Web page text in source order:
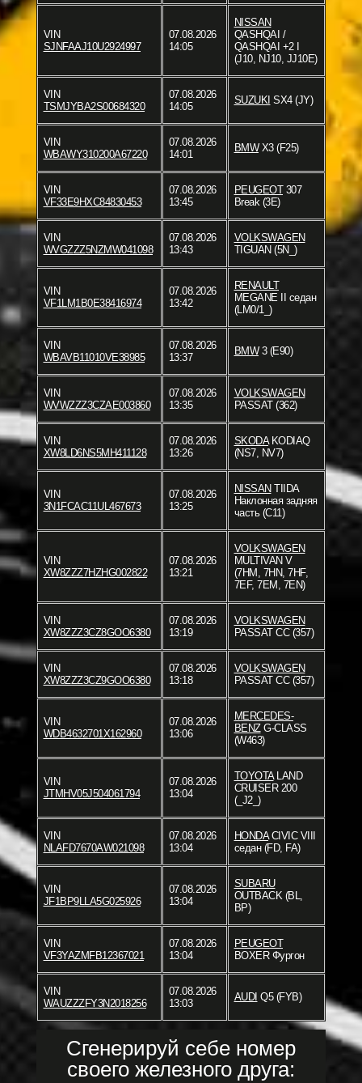
VIN
SJNFAAJ10U2924997
07.08.2026
14:05
NISSAN
QASHQAI /
QASHQAI +2 I
(J10, NJ10, JJ10E)
VIN
TSMJYBA2S00684320
07.08.2026
14:05
SUZUKI SX4 (JY)
VIN
WBAWY310200A67220
07.08.2026
14:01
BMWX3 (F25)
VIN
VF33E9HXC84830453
07.08.2026
13:45
PEUGEOT307
Break (3E)
VIN
WVGZZZ5NZMW041098
07.08.2026
13:43
VOLKSWAGEN
TIGUAN (5N_)
VIN
VF1LM1B0E38416974
07.08.2026
13:42
RENAULT
MEGANE II седан
(LM0/1_)
VIN
WBAVB11010VE38985
07.08.2026
13:37
BMW3 (E90)
VIN
WVWZZZ3CZAE003860
07.08.2026
13:35
VOLKSWAGEN
PASSAT (362)
VIN
XW8LD6NS5MH411128
07.08.2026
13:26
SKODAKODIAQ
(NS7, NV7)
VIN
3N1FCAC11UL467673
07.08.2026
13:25
NISSAN TIIDA
Наклонная задняя
часть (C11)
VIN
XW8ZZZ7HZHG002822
07.08.2026
13:21
VOLKSWAGEN
MULTIVAN V
(7HM, 7HN, 7HF,
7EF, 7EM, 7EN)
VIN
XW8ZZZ3CZ8GOO6380
07.08.2026
13:19
VOLKSWAGEN
PASSAT CC (357)
VIN
XW8ZZZ3CZ9GOO6380
07.08.2026
13:18
VOLKSWAGEN
PASSAT CC (357)
VIN
WDB4632701X162960
07.08.2026
13:06
MERCEDES-
BENZG-CLASS
(W463)
VIN
JTMHV05J504061794
07.08.2026
13:04
TOYOTALAND
CRUISER 200
(_J2_)
VIN
NLAFD7670AW021098
07.08.2026
13:04
HONDACIVIC VIII
седан (FD, FA)
VIN
JF1BP9LLA5G025926
07.08.2026
13:04
SUBARU
OUTBACK (BL,
BP)
VIN
VF3YAZMFB12367021
07.08.2026
13:04
PEUGEOT
BOXER Фургон
VIN
WAUZZZFY3N2018256
07.08.2026
13:03
AUDI Q5 (FYB)
Сгенерируй себе номер
своего железного друга: